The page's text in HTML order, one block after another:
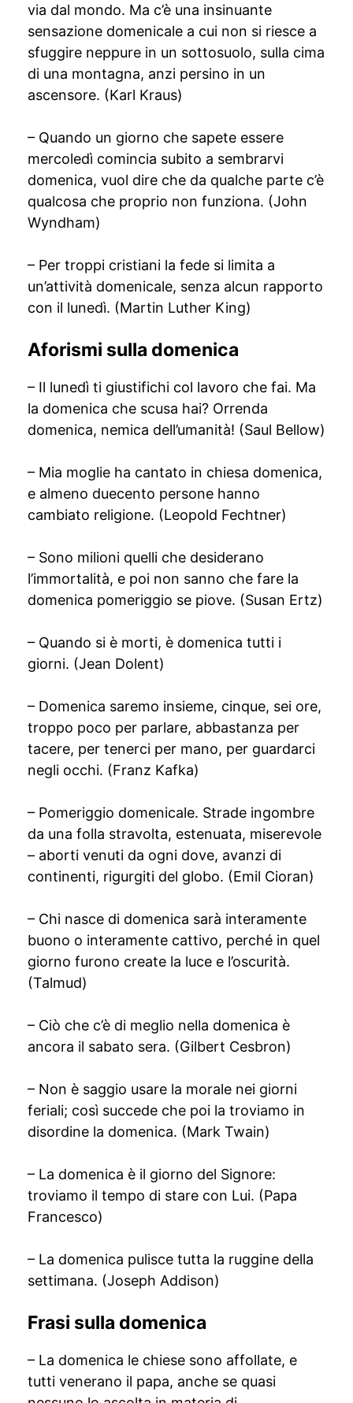
via dal mondo. Ma c’è una insinuante
sensazione domenicale a cui non si riesce a
sfuggire neppure in un sottosuolo, sulla cima
di una montagna, anzi persino in un
ascensore. (Karl Kraus)
– Quando un giorno che sapete essere
mercoledì comincia subito a sembrarvi
domenica, vuol dire che da qualche parte c’è
qualcosa che proprio non funziona. (John
Wyndham)
– Per troppi cristiani la fede si limita a
un’attività domenicale, senza alcun rapporto
con il lunedì. (Martin Luther King)
Aforismi sulla domenica
– Il lunedì ti giustifichi col lavoro che fai. Ma
la domenica che scusa hai? Orrenda
domenica, nemica dell’umanità! (Saul Bellow)
– Mia moglie ha cantato in chiesa domenica,
e almeno duecento persone hanno
cambiato religione. (Leopold Fechtner)
– Sono milioni quelli che desiderano
l’immortalità, e poi non sanno che fare la
domenica pomeriggio se piove. (Susan Ertz)
– Quando si è morti, è domenica tutti i
giorni. (Jean Dolent)
– Domenica saremo insieme, cinque, sei ore,
troppo poco per parlare, abbastanza per
tacere, per tenerci per mano, per guardarci
negli occhi. (Franz Kafka)
– Pomeriggio domenicale. Strade ingombre
da una folla stravolta, estenuata, miserevole
– aborti venuti da ogni dove, avanzi di
continenti, rigurgiti del globo. (Emil Cioran)
– Chi nasce di domenica sarà interamente
buono o interamente cattivo, perché in quel
giorno furono create la luce e l’oscurità.
(Talmud)
– Ciò che c’è di meglio nella domenica è
ancora il sabato sera. (Gilbert Cesbron)
– Non è saggio usare la morale nei giorni
feriali; così succede che poi la troviamo in
disordine la domenica. (Mark Twain)
– La domenica è il giorno del Signore:
troviamo il tempo di stare con Lui. (Papa
Francesco)
– La domenica pulisce tutta la ruggine della
settimana. (Joseph Addison)
Frasi sulla domenica
– La domenica le chiese sono affollate, e
tutti venerano il papa, anche se quasi